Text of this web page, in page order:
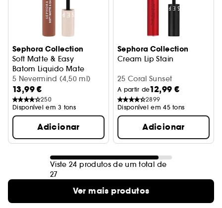
Sephora Collection
Soft Matte & Easy
Batom Liquido Mate
5 Nevermind (4,50 ml)
13,99 €
250
Disponível em 3 tons
Adicionar
Sephora Collection
Cream Lip Stain
25 Coral Sunset
A partir de12,99 €
2899
Disponível em 45 tons
Adicionar
Viste 24 produtos de um total de
27
Ver mais produtos